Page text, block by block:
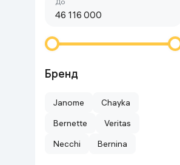
Спортивные товары
Бренд
Janome
Chayka
Bernette
Veritas
Necchi
Bernina